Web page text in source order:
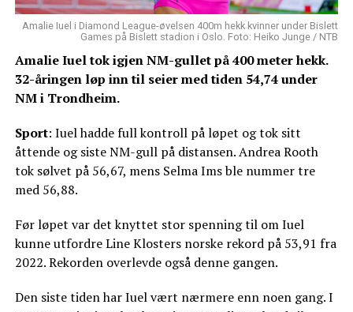
Amalie Iuel i Diamond League-øvelsen 400m hekk kvinner under Bislett
Games på Bislett stadion i Oslo. Foto: Heiko Junge / NTB
Amalie Iuel tok igjen NM-gullet på 400 meter hekk.
32-åringen løp inn til seier med tiden 54,74 under
NM i Trondheim.
Sport: Iuel hadde full kontroll på løpet og tok sitt
åttende og siste NM-gull på distansen. Andrea Rooth
tok sølvet på 56,67, mens Selma Ims ble nummer tre
med 56,88.
Før løpet var det knyttet stor spenning til om Iuel
kunne utfordre Line Klosters norske rekord på 53,91 fra
2022. Rekorden overlevde også denne gangen.
Den siste tiden har Iuel vært nærmere enn noen gang. I